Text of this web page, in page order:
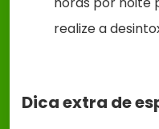
realize a
Dica extra de